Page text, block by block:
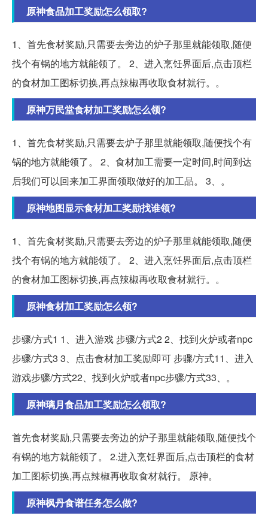
原神食品加工奖励怎么领取?
1、首先食材奖励,只需要去旁边的炉子那里就能领取,随便
找个有锅的地方就能领了。 2、进入烹饪界面后,点击顶栏
的食材加工图标切换,再点辣椒再收取食材就行。。
原神万民堂食材加工奖励怎么领?
1、首先食材奖励,只需要去炉子那里就能领取,随便找个有
锅的地方就能领了。 2、食材加工需要一定时间,时间到达
后我们可以回来加工界面领取做好的加工品。 3、。
原神地图显示食材加工奖励找谁领?
1、首先食材奖励,只需要去旁边的炉子那里就能领取,随便
找个有锅的地方就能领了。 2、进入烹饪界面后,点击顶栏
的食材加工图标切换,再点辣椒再收取食材就行。。
原神食材加工奖励怎么领?
步骤/方式1 1、进入游戏 步骤/方式2 2、找到火炉或者npc
步骤/方式3 3、点击食材加工奖励即可 步骤/方式11、进入
游戏步骤/方式22、找到火炉或者npc步骤/方式33、。
原神璃月食品加工奖励怎么领取?
首先食材奖励,只需要去旁边的炉子那里就能领取,随便找个
有锅的地方就能领了。 2.进入烹饪界面后,点击顶栏的食材
加工图标切换,再点辣椒再收取食材就行。 原神。
原神枫丹食谱任务怎么做?